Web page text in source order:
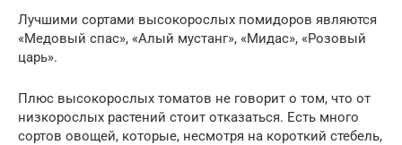
Лучшими сортами высокорослых помидоров являются
«Медовый спас», «Алый мустанг», «Мидас», «Розовый
царь».
Плюс высокорослых томатов не говорит о том, что от
низкорослых растений стоит отказаться. Есть много
сортов овощей, которые, несмотря на короткий стебель,